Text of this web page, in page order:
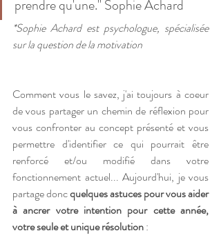
prendre qu'une." Sophie Achard
*Sophie Achard est psychologue, spécialisée
sur la question de la motivation
de vous partager un chemin de réflexion pour
vous confronter au concept présenté et vous
permettre d'identifier ce qui pourrait être
renforcé et/ou modifié dans votre
fonctionnement actuel... Aujourd'hui, je vous
partage donc quelques astuces pour vous aider
à ancrer votre intention pour cette année,
votre seule et unique résolution :